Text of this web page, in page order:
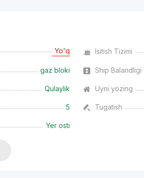
Yo'q Isitish Tizimi
gaz bloki Ship Balandligi
Qulaylik Uyni yozing
5 Tugatish
Yer osti